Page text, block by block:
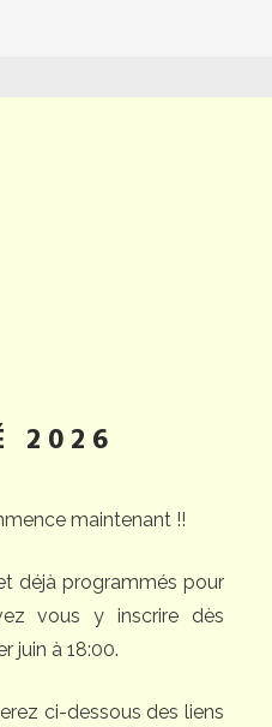
2026
maintenant !!
déjà programmés pour
vous y inscrire dès
juin à 18:00.
ci-dessous des liens